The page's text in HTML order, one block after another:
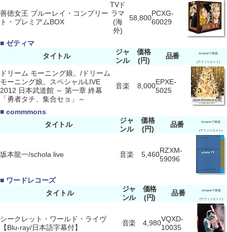
善徳女王 ブルーレイ・コンプリー
ト・プレミアムBOX
TVド
ラマ
(海
外)
58,800
PCXG-
60029
■ ゼティマ
タイトル
ジャ
ンル
価格
(円)
品番 Amazonで検索
(アフィリエイト)
ドリーム モーニング娘。/ドリーム
モーニング娘。スペシャルLIVE
2012 日本武道館 ～ 第一章 終幕
「勇者タチ、集合セョ」～
音楽 8,000EPXE-
5025
■ commmons
タイトル
ジャ
ンル
価格
(円)
品番 Amazonで検索
(アフィリエイト)
坂本龍一/schola live 音楽 5,460RZXM-
59096
■ ワードレコーズ
タイトル
ジャ
ンル
価格
(円)
品番 Amazonで検索
(アフィリエイト)
シークレット・ワールド・ライヴ
【Blu-ray/日本語字幕付】
音楽 4,980VQXD-
10035